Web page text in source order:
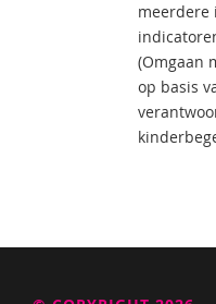
meerdere
(Omgaan
op basis